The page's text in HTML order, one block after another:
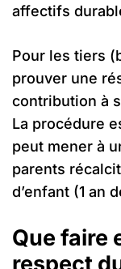
affectifs
Pour les tiers
prouver une
contribution à
La procédure
peut mener à
parents
d’enfant (1 an
Que faire